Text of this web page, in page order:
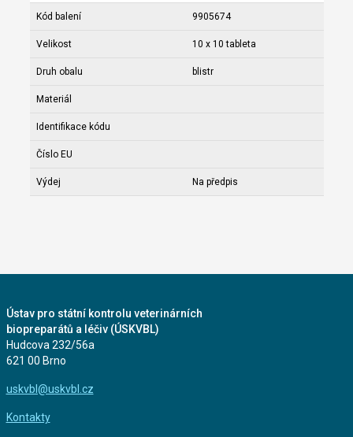
Kód balení 9905674
Velikost 10 x 10 tableta
Druh obalu blistr
Materiál
Identifikace kódu
Číslo EU
Výdej Na předpis
Ústav pro státní kontrolu veterinárních
biopreparátů a léčiv (ÚSKVBL)
Hudcova 232/56a
621 00 Brno
uskvbl@uskvbl.cz
Kontakty